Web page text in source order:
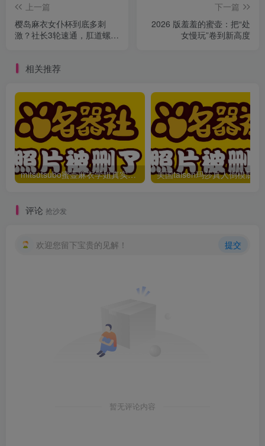
上一篇
樱岛麻衣女仆杯到底多刺
激？社长3轮速通，肛道螺旋
下一篇
2026 版羞羞的蜜壶：把“处
女慢玩”卷到新高度
相关推荐
mitsutsubo蜜壶麻衣学姐真实倒模男用飞机杯测评推荐
评论 抢沙发
欢迎您留下宝贵的见解！ 提交
暂无评论内容